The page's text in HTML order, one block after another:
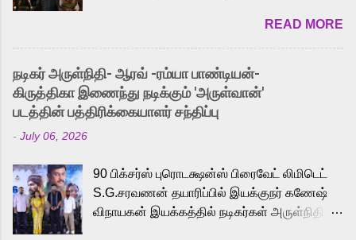
received a lot of love from cult He-Man fans
and offered audiences an exciting glimpse
into the world of Eternia, the recently
released Tamil trailer has also generated
strong excitement among Tamil audiences.
Adding to the growing buzz is the film’s
to the iconic superhero He-Man. Known for
memorable songs like “Behene De” from
Raavan, “Oru Maalai” from Ghajini, and
READ MORE
நடிகர் அருள்நிதி- ஆரவ் -ரம்யா பாண்டியன்-
கிருத்திகா இணைந்து நடிக்கும் 'அருள்வான்'
படத்தின் பத்திரிக்கையாளர் சந்திப்பு
- July 06, 2026
90 பிக்சர்ஸ் புரொடக்ஷன்ஸ் பிரைவேட் லிமிடெட்
S.G.சரவணன் தயாரிப்பில் இயக்குநர் கணேஷ்
விநாயகன் இயக்கத்தில் நடிகர்கள் அருள்நிதி -